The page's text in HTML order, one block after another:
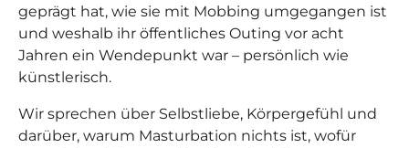
geprägt hat, wie sie mit Mobbing umgegangen ist
und weshalb ihr öffentliches Outing vor acht
Jahren ein Wendepunkt war – persönlich wie
künstlerisch.
Wir sprechen über Selbstliebe, Körpergefühl und
darüber, warum Masturbation nichts ist, wofür